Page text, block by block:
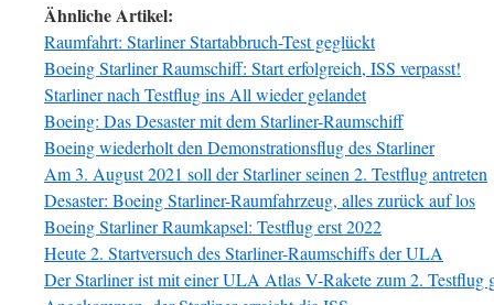
Ähnliche Artikel:
Raumfahrt: Starliner Startabbruch-Test geglückt
Boeing Starliner Raumschiff: Start erfolgreich, ISS verpasst!
Starliner nach Testflug ins All wieder gelandet
Boeing: Das Desaster mit dem Starliner-Raumschiff
Boeing wiederholt den Demonstrationsflug des Starliner
Am 3. August 2021 soll der Starliner seinen 2. Testflug antreten
Desaster: Boeing Starliner-Raumfahrzeug, alles zurück auf los
Boeing Starliner Raumkapsel: Testflug erst 2022
Heute 2. Startversuch des Starliner-Raumschiffs der ULA
Der Starliner ist mit einer ULA Atlas V-Rakete zum 2. Testflug